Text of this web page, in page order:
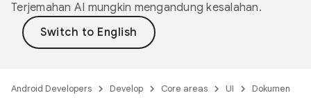
Terjemahan AI mungkin mengandung kesalahan.
Android Developers Develop Core areas UI Dokumen